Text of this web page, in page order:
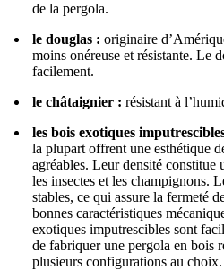
de la pergola.
le douglas : originaire
moins onéreuse et résistante. Le
facilement.
le châtaignier : résistant à
les bois exotiques
la plupart offrent une esthétique
agréables. Leur densité constitue
les insectes et les champignons.
stables, ce qui assure la fermeté
bonnes caractéristiques
exotiques imputrescibles sont
de fabriquer une pergola en bois
plusieurs configurations au choix.